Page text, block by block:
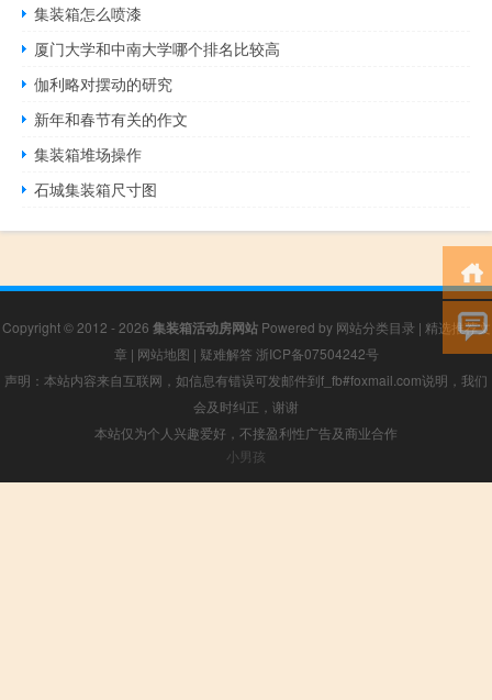
集装箱怎么喷漆
厦门大学和中南大学哪个排名比较高
伽利略对摆动的研究
新年和春节有关的作文
集装箱堆场操作
石城集装箱尺寸图
Copyright © 2012 - 2026 集装箱活动房网站Powered by 网站分类目录 | 精选推荐文
章 | 网站地图 | 疑难解答 浙ICP备07504242号
声明：本站内容来自互联网，如信息有错误可发邮件到f_fb#foxmail.com说明，我们
会及时纠正，谢谢
本站仅为个人兴趣爱好，不接盈利性广告及商业合作
小男孩